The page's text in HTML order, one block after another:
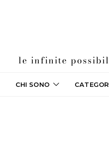
le infinite
CHI SONO